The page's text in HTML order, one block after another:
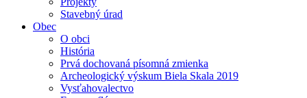
Stavebný úrad
Obec
O obci
História
Prvá dochovaná písomná zmienka
Archeologický výskum Biela Skala 2019
Vysťahovalectvo